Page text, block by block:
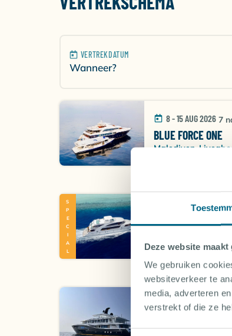
Deze website
We gebruiken
websiteverkeer te
media, adverteren
verstrekt of die ze
VERTREKDATUM
Wanneer?
8 - 15 AUG 2026 7
BLUE FORCE ONE
Malediven,
SPECIAL 9 - 14 AUG 2026
CARPE NOVO
Malediven,
9 - 16 AUG 2026 7